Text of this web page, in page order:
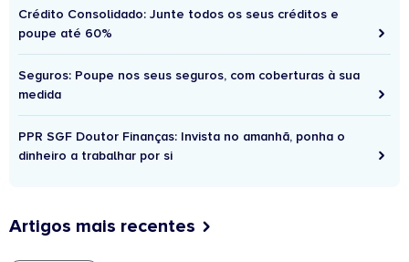
Crédito Consolidado: Junte todos os seus créditos e
poupe até 60%
Seguros: Poupe nos seus seguros, com coberturas à sua
medida
PPR SGF Doutor Finanças: Invista no amanhã, ponha o
dinheiro a trabalhar por si
Artigos mais recentes